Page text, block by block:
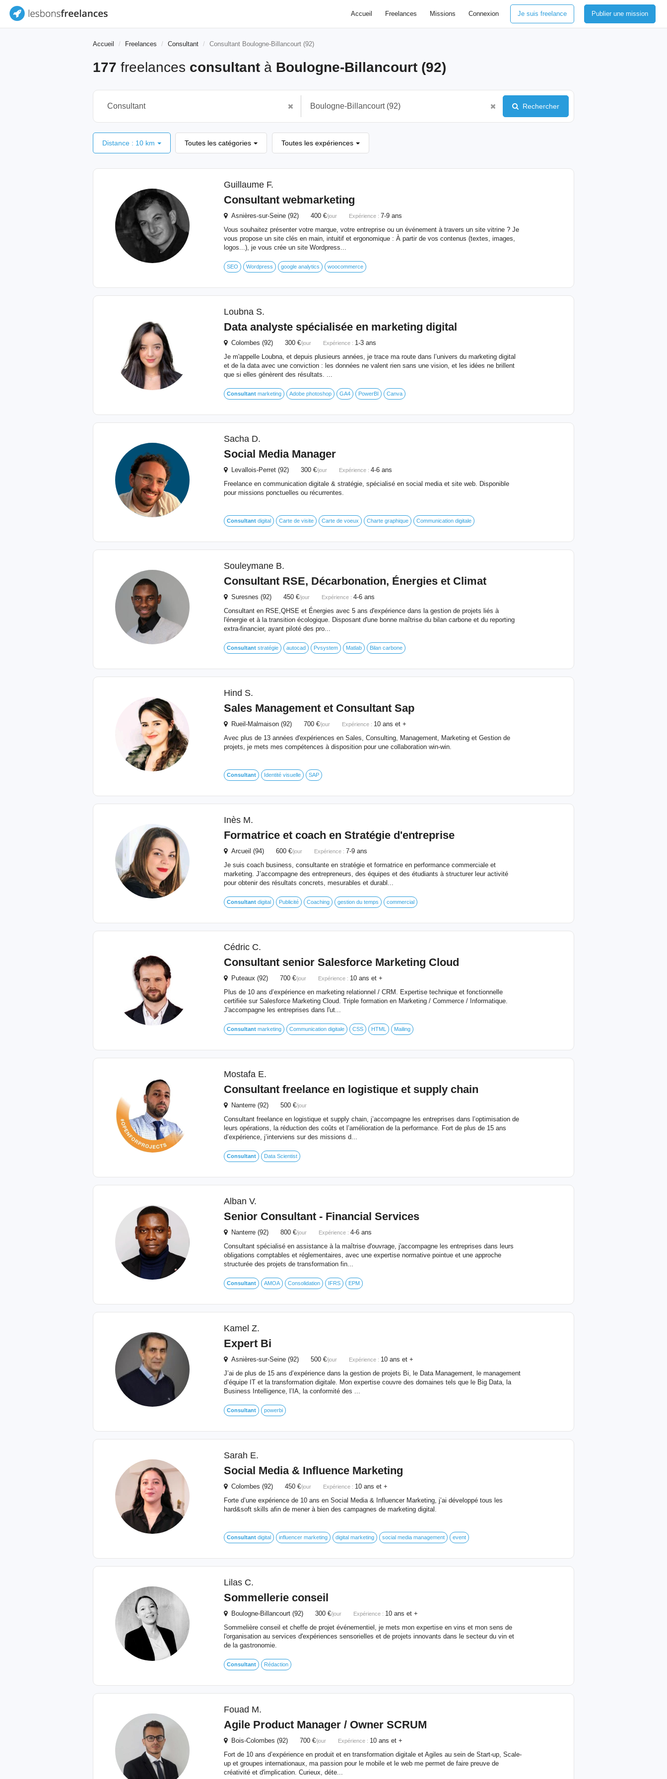
Accueil Freelances Missions Connexion Je suis freelance Publier une mission
Accueil Freelances Consultant Consultant Boulogne-Billancourt (92)
177 freelances consultant à Boulogne-Billancourt (92)
Rechercher
Distance : 10 km Toutes les catégories Toutes les expériences
Guillaume F.
Consultantwebmarketing
Asnières-sur-Seine (92) 400 €/jour Expérience : 7-9 ans
Vous souhaitez présenter votre marque, votre entreprise ou un événement à travers un site vitrine ? Je
vous propose un site clés en main, intuitif et ergonomique : À partir de vos contenus (textes, images,
logos...), je vous crée un site Wordpress...
SEO Wordpress google analytics woocommerce
Loubna S.
Data analyste spécialisée en marketing digital
Colombes (92) 300 €/jour Expérience : 1-3 ans
Je m'appelle Loubna, et depuis plusieurs années, je trace ma route dans l’univers du marketing digital
et de la data avec une conviction : les données ne valent rien sans une vision, et les idées ne brillent
que si elles génèrent des résultats. ...
Consultantmarketing Adobe photoshop GA4 PowerBI Canva
Sacha D.
Social Media Manager
Levallois-Perret (92) 300 €/jour Expérience : 4-6 ans
Freelance en communication digitale & stratégie, spécialisé en social media et site web. Disponible
pour missions ponctuelles ou récurrentes.
Consultantdigital Carte de visite Carte de voeux Charte graphique Communication digitale
Souleymane B.
ConsultantRSE, Décarbonation, Énergies et Climat
Suresnes (92) 450 €/jour Expérience : 4-6 ans
Consultant en RSE,QHSE et Énergies avec 5 ans d'expérience dans la gestion de projets liés à
l'énergie et à la transition écologique. Disposant d'une bonne maîtrise du bilan carbone et du reporting
extra-financier, ayant piloté des pro...
Consultantstratégie autocad Pvsystem Matlab Bilan carbone
Hind S.
Sales Management et ConsultantSap
Rueil-Malmaison (92) 700 €/jour Expérience : 10 ans et +
Avec plus de 13 années d'expériences en Sales, Consulting, Management, Marketing et Gestion de
projets, je mets mes compétences à disposition pour une collaboration win-win.
Consultant Identité visuelle SAP
Inès M.
Formatrice et coach en Stratégie d'entreprise
Arcueil (94) 600 €/jour Expérience : 7-9 ans
Je suis coach business, consultante en stratégie et formatrice en performance commerciale et
marketing. J’accompagne des entrepreneurs, des équipes et des étudiants à structurer leur activité
pour obtenir des résultats concrets, mesurables et durabl...
Consultantdigital Publicité Coaching gestion du temps commercial
Cédric C.
Consultantsenior Salesforce Marketing Cloud
Puteaux (92) 700 €/jour Expérience : 10 ans et +
Plus de 10 ans d’expérience en marketing relationnel / CRM. Expertise technique et fonctionnelle
certifiée sur Salesforce Marketing Cloud. Triple formation en Marketing / Commerce / Informatique.
J'accompagne les entreprises dans l'ut...
Consultantmarketing Communication digitale CSS HTML Mailing
Mostafa E.
Consultantfreelance en logistique et supply chain
Nanterre (92) 500 €/jour
Consultant freelance en logistique et supply chain, j’accompagne les entreprises dans l’optimisation de
leurs opérations, la réduction des coûts et l’amélioration de la performance. Fort de plus de 15 ans
d’expérience, j’interviens sur des missions d...
Consultant Data Scientist
Alban V.
Senior Consultant- Financial Services
Nanterre (92) 800 €/jour Expérience : 4-6 ans
Consultant spécialisé en assistance à la maîtrise d'ouvrage, j'accompagne les entreprises dans leurs
obligations comptables et réglementaires, avec une expertise normative pointue et une approche
structurée des projets de transformation fin...
Consultant AMOA Consolidation IFRS EPM
Kamel Z.
Expert Bi
Asnières-sur-Seine (92) 500 €/jour Expérience : 10 ans et +
J’ai de plus de 15 ans d’expérience dans la gestion de projets Bi, le Data Management, le management
d’équipe IT et la transformation digitale. Mon expertise couvre des domaines tels que le Big Data, la
Business Intelligence, l’IA, la conformité des ...
Consultant powerbi
Sarah E.
Social Media & Influence Marketing
Colombes (92) 450 €/jour Expérience : 10 ans et +
Forte d’une expérience de 10 ans en Social Media & Influencer Marketing, j’ai développé tous les
hard&soft skills afin de mener à bien des campagnes de marketing digital.
Consultantdigital influencer marketing digital marketing social media management event
Lilas C.
Sommellerie conseil
Boulogne-Billancourt (92) 300 €/jour Expérience : 10 ans et +
Sommelière conseil et cheffe de projet événementiel, je mets mon expertise en vins et mon sens de
l'organisation au services d'expériences sensorielles et de projets innovants dans le secteur du vin et
de la gastronomie.
Consultant Rédaction
Fouad M.
Agile Product Manager / Owner SCRUM
Bois-Colombes (92) 700 €/jour Expérience : 10 ans et +
Fort de 10 ans d’expérience en produit et en transformation digitale et Agiles au sein de Start-up, Scale-
up et groupes internationaux, ma passion pour le mobile et le web me permet de faire preuve de
créativité et d'implication. Curieux, déte...